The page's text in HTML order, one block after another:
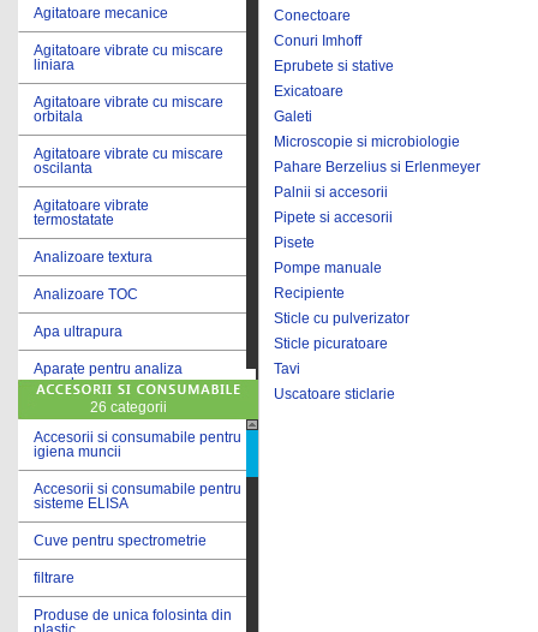
Agitatoare mecanice
Agitatoare vibrate cu miscare
liniara
Agitatoare vibrate cu miscare
orbitala
Agitatoare vibrate cu miscare
oscilanta
Agitatoare vibrate
termostatate
Analizoare textura
Analizoare TOC
Apa ultrapura
Aparate pentru analiza
cereale
Aparate pentru testare lacuri
si vopsele
Aparate pentru testare lapte
Autoclave
Bai de apa
Bai de apa vibrate
Bai de calibrare
26 categorii
Accesorii si consumabile pentru
igiena muncii
Accesorii si consumabile pentru
sisteme ELISA
Cuve pentru spectrometrie
filtrare
Produse de unica folosinta din
Conectoare
Conuri Imhoff
Eprubete si stative
Exicatoare
Galeti
Microscopie si microbiologie
Pahare Berzelius si Erlenmeyer
Palnii si accesorii
Pipete si accesorii
Pisete
Pompe manuale
Recipiente
Sticle cu pulverizator
Sticle picuratoare
Tavi
Uscatoare sticlarie